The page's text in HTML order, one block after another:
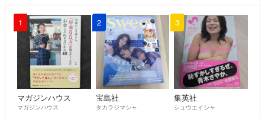
1
マガジンハウス
マガジンハウス
2
宝島社
タカラジマシャ
3
集英社
シュウエイシャ